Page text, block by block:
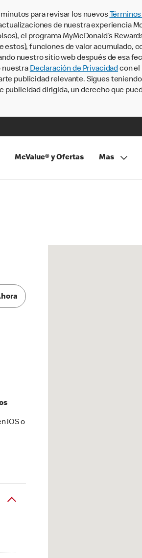
para revisar los nuevos
de nuestra experiencia
el programa MyMcDonald’s
estos), funciones de valor acumulado,
nuestro sitio web después de esa
nuestra Declaración de Privacidadcon el
publicidad relevante. Sigues
dirigida, un derecho que
McValue® y Ofertas Mas
iOS o